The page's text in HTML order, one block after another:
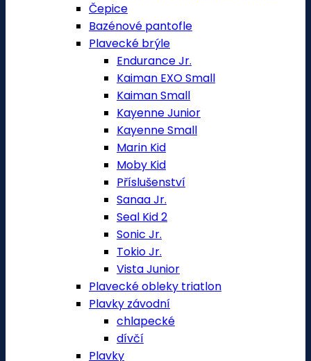
Čepice
Bazénové pantofle
Plavecké brýle
Endurance Jr.
Kaiman EXO Small
Kaiman Small
Kayenne Junior
Kayenne Small
Marin Kid
Moby Kid
Příslušenství
Sanaa Jr.
Seal Kid 2
Sonic Jr.
Tokio Jr.
Vista Junior
Plavecké obleky triatlon
Plavky závodní
chlapecké
dívčí
Plavky